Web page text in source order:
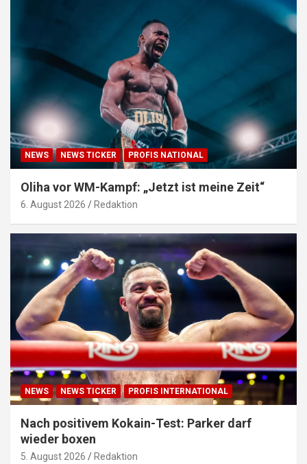
NEWS NEWS TICKER PROFIS NATIONAL
Oliha vor WM-Kampf: „Jetzt ist meine Zeit“
6. August 2026 Redaktion
NEWS NEWS TICKER PROFIS INTERNATIONAL
Nach positivem Kokain-Test: Parker darf
wieder boxen
5. August 2026 Redaktion